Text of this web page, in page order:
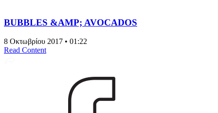
BUBBLES &AMP; AVOCADOS
8 Οκτωβρίου 2017 • 01:22
Read Content